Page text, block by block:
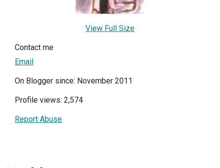
View Full Size
Contact me
Email
On Blogger since: November 2011
Profile views: 2,574
Report Abuse